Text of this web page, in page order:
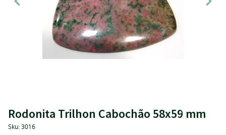
Rodonita Trilhon Cabochão 58x59 mm
Sku:3016